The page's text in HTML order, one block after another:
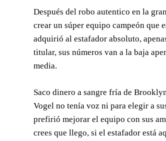
Después del robo autentico en la
crear un súper equipo campeón que
adquirió al estafador absoluto,
titular, sus números van a la baja
media.
Saco dinero a sangre fría de
Vogel no tenía voz ni para elegir a
prefirió mejorar el equipo con sus
crees que llego, si el estafador está